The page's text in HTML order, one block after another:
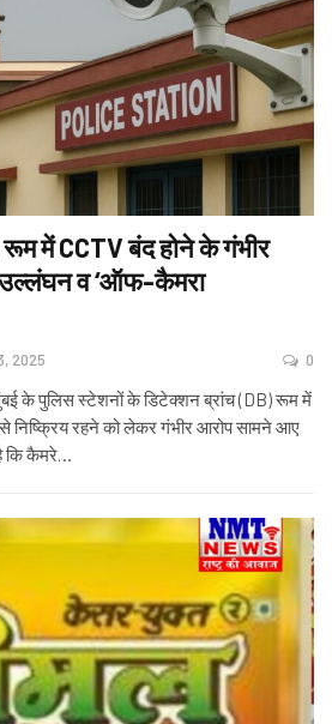
में CCTV बंद होने के गंभीर
उल्लंघन व ‘ऑफ-कैमरा
2025 0
के पुलिस स्टेशनों के डिटेक्शन ब्रांच (DB) रूम में
रहने को लेकर गंभीर आरोप सामने आए
कि कैमरे…